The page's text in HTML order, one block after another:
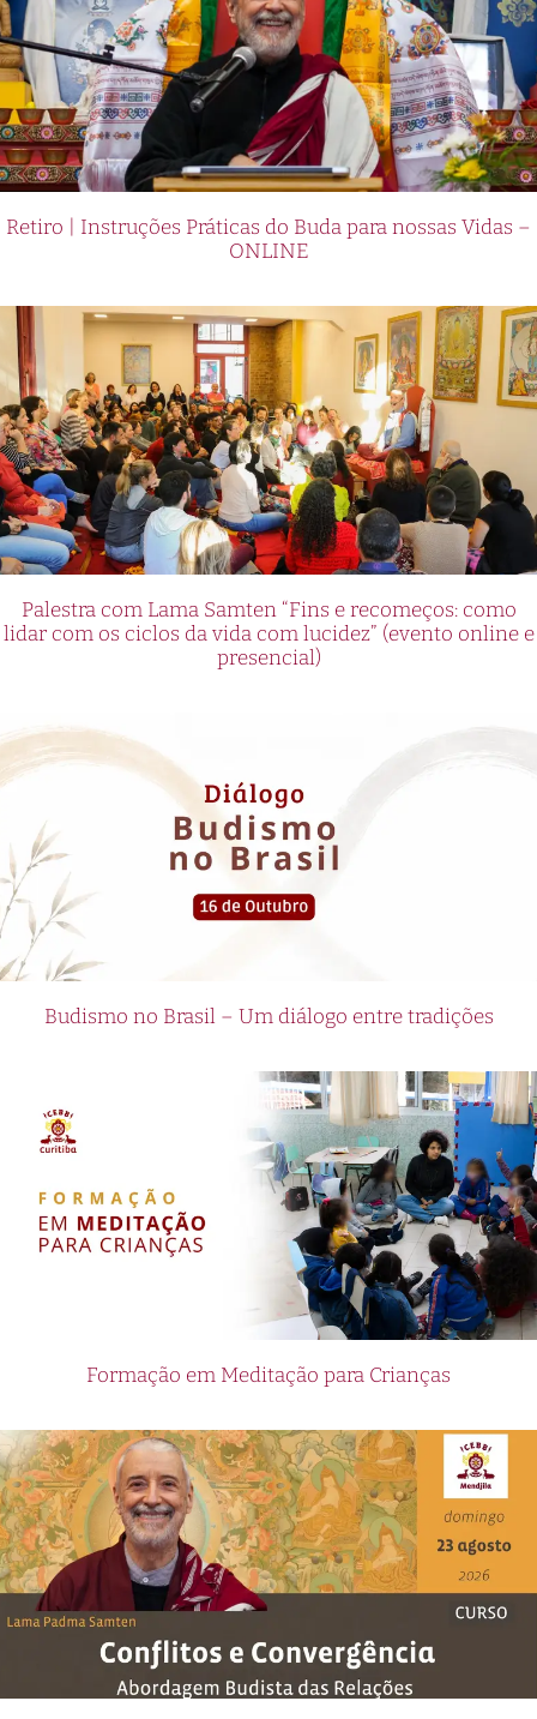
Retiro | Instruções Práticas do Buda para nossas Vidas –
ONLINE
Palestra com Lama Samten “Fins e recomeços: como
lidar com os ciclos da vida com lucidez” (evento online e
presencial)
Budismo no Brasil – Um diálogo entre tradições
Formação em Meditação para Crianças